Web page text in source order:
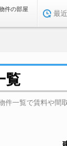
件の部屋
最
覧
一覧で賃料や間